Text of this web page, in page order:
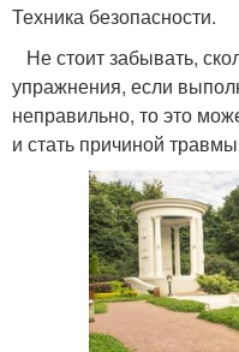
Техника безопасности.
Не стоит забывать,
упражнения, если
неправильно, то это
и стать причиной